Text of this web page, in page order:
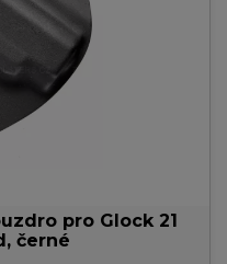
pro Glock 21
černé